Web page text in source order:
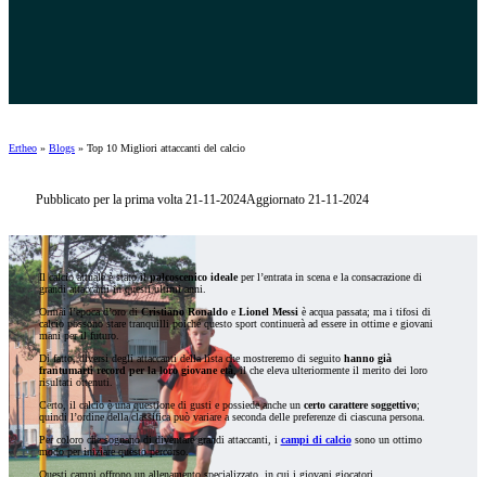
Ertheo » Blogs » Top 10 Migliori attaccanti del calcio
Pubblicato per la prima volta 21-11-2024Aggiornato 21-11-2024
Il calcio attuale è stato ilpalcoscenico idealeper l’entrata in scena e la consacrazione di
grandi attaccanti in questi ultimi anni.
Ormai l’epoca d’oro diCristiano Ronaldoe Lionel Messiè acqua passata; ma i tifosi di
calcio possono stare tranquilli poiché questo sport continuerà ad essere in ottime e giovani
mani per il futuro.
Di fatto, diversi degli attaccanti della lista che mostreremo di seguito hanno già
frantumarti record per la loro giovane età, il che eleva ulteriormente il merito dei loro
risultati ottenuti.
Certo, il calcio è una questione di gusti e possiede anche un certo carattere soggettivo;
quindi l’ordine della classifica può variare a seconda delle preferenze di ciascuna persona.
Per coloro che sognano di diventare grandi attaccanti, i campi di calciosono un ottimo
modo per iniziare questo percorso.
Questi campi offrono un allenamento specializzato, in cui i giovani giocatori